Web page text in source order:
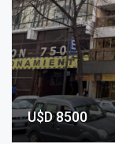
U$D 8500